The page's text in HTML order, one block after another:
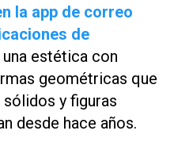
la app de correo
de
estética con
geométricas que
y figuras
desde hace años.